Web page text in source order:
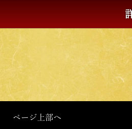
ページ上部へ